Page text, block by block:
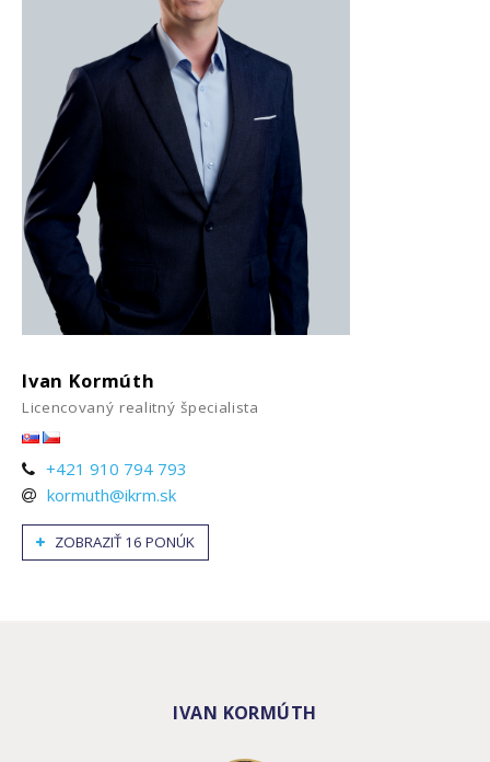
Ivan Kormúth
Licencovaný realitný špecialista
+421 910 794 793
kormuth@ikrm.sk
ZOBRAZIŤ 16 PONÚK
IVAN KORMÚTH